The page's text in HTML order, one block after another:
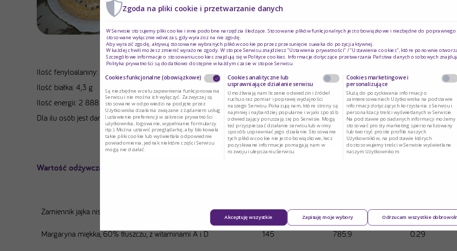
Wartość odżywcza
Ilość fenyloalaniny: 202 mg
Ilość białka: 4,3 g
Ilość energii: 2 888 kcal
Dla ilu osób jest danie: 8 porcji
Wartość odżywcza przepisu
Zamiennik jajka niskobiałkowy PKU 200 g 10 36 0.03
Margaryna miękka, 60% tłuszczu, z witaminami A i D 145 785.9 0.29
Zgoda na pliki cookie i przetwarzanie danych
W Serwisie stosujemy pliki cookie i inne podobne narzędzia śledzące. Stosowanie plików funkcjonalnych jest obowiązkowe i niezbędne do poprawnego
stosowane wyłącznie wówczas, gdy wyrazisz na nie zgodę.
Aby wyrazić zgodę, aktywuj stosowanie wybranych plików cookie poprzez przesunięcie suwaka do pozycji aktywnej.
W każdej chwili możesz zmienić wyrażone zgody. W stopce Serwisu znajdziesz "Ustawienia prywatności" / "Ustawienia cookies", które ponownie
Szczegółowe informacje o stosowaniu cookies znajdują się wPolityce cookies. Informacje dotyczące przetwarzania Państwa danych osobowych
Polityka prywatności są dodatkowo dostępne w każdym czasie w stopce Serwisu.
Cookies funkcjonalne (obowiązkowe)
Są niezbędne w celu zapewnienia funkcjonowania
Serwisu i nie można ich wyłączyć. Zazwyczaj są
stosowane w odpowiedzi na podjęte przez
Użytkownika działania związane z żądaniem usług
(ustawienie preferencji w zakresie prywatności
użytkownika, logowanie, wypełnianie formularzy
itp.). Można ustawić przeglądarkę, aby blokowała
takie pliki cookie lub wyświetlała odpowiednie
powiadomienia, jednak niektóre części Serwisu
mogą nie działać.
Cookies analityczne lub
usprawniające działanie serwisu
Umożliwiają nam liczenie odwiedzin i źródeł
ruchu oraz pomiar i poprawę wydajności
naszego Serwisu. Pokazują nam, które strony są
najmniej i najbardziej popularne i w jaki sposób
odwiedzający poruszają się po Serwisie. Mogą
też przyspieszać działanie serwisu lub w inny
sposób usprawniać jego działanie. Stosowanie
tych plików cookie nie jest obowiązkowe, lecz
pozyskiwane informacje pomagają nam w
rozwoju i ulepszaniu Serwisu.
Cookies marketingowe i
personalizujące
Służą do pozyskiwania informacji o
zainteresowaniach Użytkownika na podstawie
informacji dotyczących korzystania z Serwisu i
personalizacji treści wyświetlanych w Serwisie.
Na podstawie posiadanych informacji możemy
stosować prosty marketing spersonalizowany
lub tworzyć proste profile naszych
Użytkowników, na podstawie których
dostosowujemy treści w Serwisie wyświetlane
naszym Użytkownikom.
Akceptuję wszystkie Zapisuję moje wybory Odrzucam wszystkie